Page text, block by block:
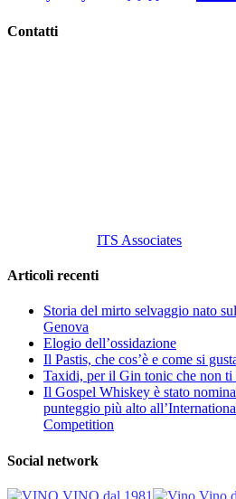
Contatti
ITS Associates
Articoli recenti
Storia del mirto selvaggio nato
Genova
Elogio dell’ossidazione
Il Pastis, che cos’è e come si
Taxidi, per il Gin tonic che non ti
Il Gospel Whiskey è stato
punteggio più alto
Competition
Social network